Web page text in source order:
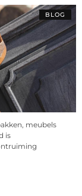
BLOG
meubels
is